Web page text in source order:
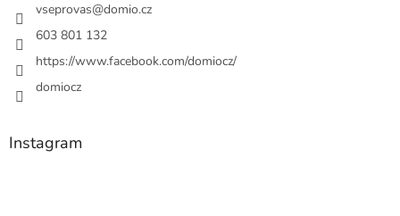
vseprovas@domio.cz
603 801 132
https://www.facebook.com/domiocz/
domiocz
Instagram